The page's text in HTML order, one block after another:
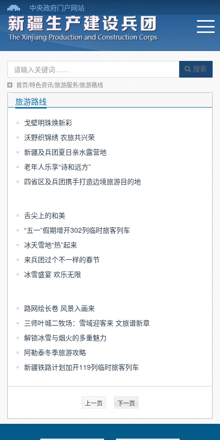
中央政府门户网站
搜索
首页/特色资讯/旅游服务/旅游路线
旅游路线
戈壁明珠焕新彩
沃野织锦绣 农旅共兴荣
新疆及兵团夏日亲水露营地
老年人乐享“诗和远方”
四省区及兵团携手打造边境旅游目的地
舌尖上的和美
“五一”假期增开302列临时旅客列车
冰天雪地“热”起来
来兵团过个不一样的春节
冰雪盛宴 欢乐无限
路网绘长卷 风景入画来
三师叶城二牧场：雪域迎客来 文旅谱新章
解锁冰雪与烟火的多重魅力
阿勒泰冬季旅游攻略
新疆铁路计划加开119列临时旅客列车
上一页 下一页